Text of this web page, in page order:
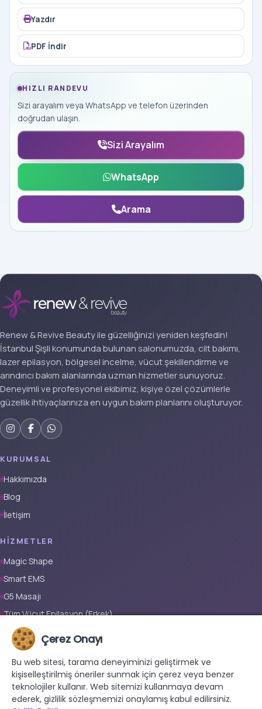
Yazdır
PDF İndir
HIZLI RANDEVU
Sizi arayalım veya WhatsApp ve telefon üzerinden
doğrudan ulaşın.
Sizi Arayalım
WhatsApp
Arama
Renew & Revive Beauty ile güzelliğinizi yeniden keşfedin!
İstanbul Şişli konumunda bulunan salonumuzda, cilt bakımı,
lazer epilasyon, bölgesel incelme, vücut şekillendirme ve
arındırıcı bakım alanlarında uzman hizmetler sunuyoruz.
Deneyimli ve profesyonel ekibimiz, kişiye özel çözümlerle
güzellik ihtiyaçlarınıza en uygun bakım planlarını oluşturuyor.
KURUMSAL
Hakkımızda
Blog
İletişim
HIZMETLER
Magic Shape
Smart EMS
G5 Masajı
Tüm Vücut Epilasyon (Erkek)
Tüm Vücut Epilasyon (Kadın)
Protez Tırnak
İLETIŞIM
+90 533 038 48 24
Çerez Onayı
Bu web sitesi, tarama deneyiminizi geliştirmek ve
kişiselleştirilmiş öneriler sunmak için çerez veya benzer
teknolojiler kullanır. Web sitemizi kullanmaya devam
ederek, gizlilik sözleşmemizi onaylamış kabul edilirsiniz.